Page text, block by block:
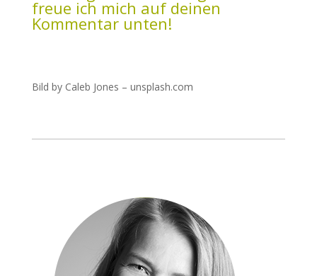
freue ich mich auf deinen
Kommentar unten!
Bild by Caleb Jones – unsplash.com